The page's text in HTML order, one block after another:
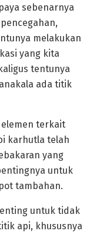
sebenarnya
melakukan
yang kita
tentunya
ada titik
elemen terkait
karhutla telah
yang
untuk
tambahan.
untuk tidak
api, khususnya